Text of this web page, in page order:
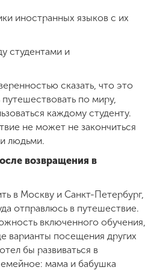
иностранных языков с их
студентами и
сказать, что это
по миру,
каждому студенту.
не может не закончиться
людьми.
возвращения в
в Москву и Санкт-Петербург,
отправлюсь в путешествие.
включенного обучения,
варианты посещения других
бы развиваться в
мама и бабушка